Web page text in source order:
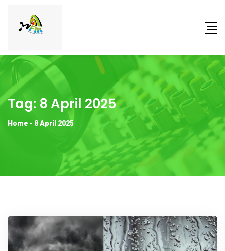
Tag: 8 April 2025
Home - 8 April 2025